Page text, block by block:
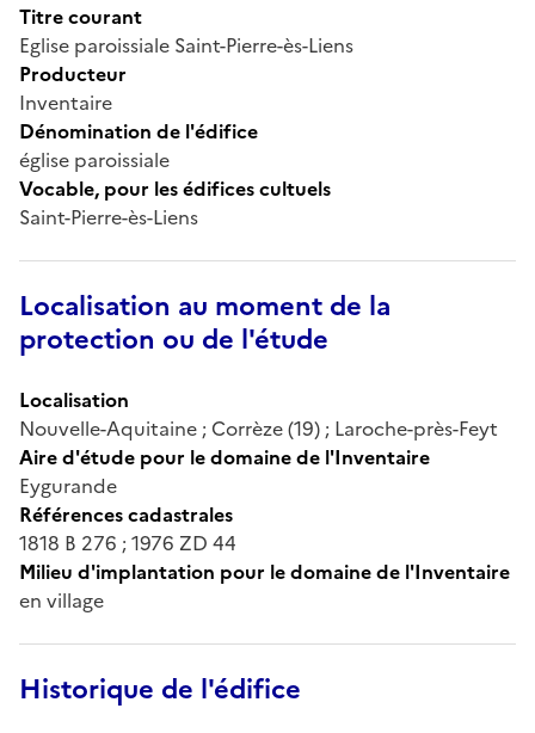
Titre courant
Eglise paroissiale Saint-Pierre-ès-Liens
Producteur
Inventaire
Dénomination de l'édifice
église paroissiale
Vocable, pour les édifices cultuels
Saint-Pierre-ès-Liens
Localisation au moment de la
protection ou de l'étude
Localisation
Nouvelle-Aquitaine ; Corrèze (19) ; Laroche-près-Feyt
Aire d'étude pour le domaine de l'Inventaire
Eygurande
Références cadastrales
1818 B 276 ; 1976 ZD 44
Milieu d'implantation pour le domaine de l'Inventaire
en village
Historique de l'édifice